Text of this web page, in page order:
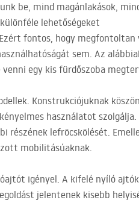
be, mind magánlakások,
lehetőségeket
fontos, hogy
sem. Az
egy kis fürdőszoba
Konstrukciójuknak
használatot
részének lefröcskölését.
mobilitásúaknak.
igényel. A kifelé nyíló
jelentenek kisebb